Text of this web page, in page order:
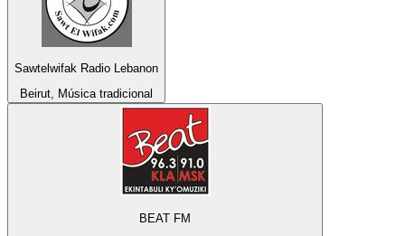
Sawtelwifak Radio Lebanon
Beirut, Música tradicional
BEAT FM